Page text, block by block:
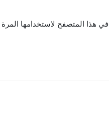
هذا المتصفح لاستخدامها